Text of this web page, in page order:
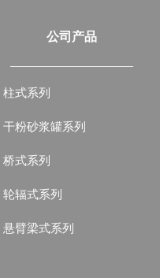
公司产品
柱式系列
干粉砂浆罐系列
桥式系列
轮辐式系列
悬臂梁式系列